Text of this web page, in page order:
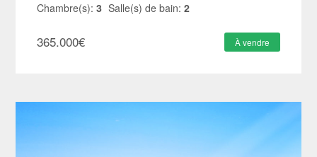
Chambre(s): 3 Salle(s) de bain: 2
365.000€ À vendre